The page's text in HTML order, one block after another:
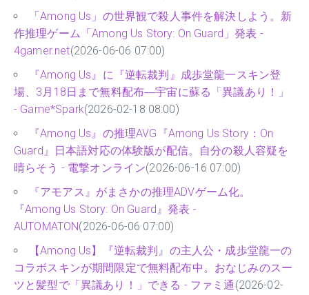
「Among Us」の世界観で殺人事件を解決しよう。新
作推理ゲーム「Among Us Story: On Guard」発表 -
4gamer.net(2026-06-06 07:00)
『Among Us』に『逆転裁判』成歩堂龍一スキン登
場、3月18日まで無料配布―宇宙に蘇る「異議あり！」
- Game*Spark(2026-02-18 08:00)
『Among Us』の推理AVG『Among Us Story：On
Guard』日本語対応の体験版が配信。自分の殺人容疑を
晴らそう - 電撃オンライン(2026-06-16 07:00)
『アモアス』がまさかの推理ADVゲーム化。
『Among Us Story: On Guard』発表 -
AUTOMATON(2026-06-06 07:00)
【Among Us】『逆転裁判』の主人公・成歩堂龍一の
コラボスキンが期間限定で無料配布中。おなじみのスー
ツと髪型で「異議あり！」できる - ファミ通 (2026-02-